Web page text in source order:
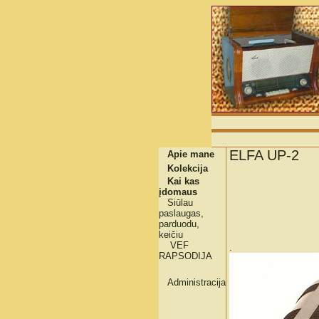
Apie mane
Kolekcija
Kai kas
įdomaus
Siūlau
paslaugas,
parduodu,
keičiu
VEF
RAPSODIJA
Administracija
ELFA UP-2
.